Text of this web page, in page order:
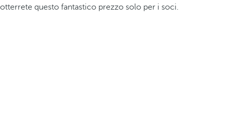
otterrete questo fantastico prezzo solo per i soci.